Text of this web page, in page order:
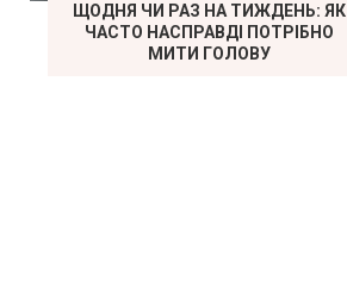
ЩОДНЯ ЧИ РАЗ НА ТИЖДЕНЬ: ЯК
ЧАСТО НАСПРАВДІ ПОТРІБНО
МИТИ ГОЛОВУ